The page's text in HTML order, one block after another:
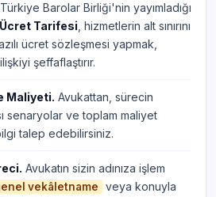
Türkiye Barolar Birliği'nin yayımladığı
Tarifesi , hizmetlerin alt sınırını
ücret sözleşmesi yapmak,
şeffaflaştırır.
Maliyeti. Avukattan, sürecin
senaryolar ve toplam maliyet
talep edebilirsiniz.
Avukatın sizin adınıza işlem
vekâletname
veya konuyla